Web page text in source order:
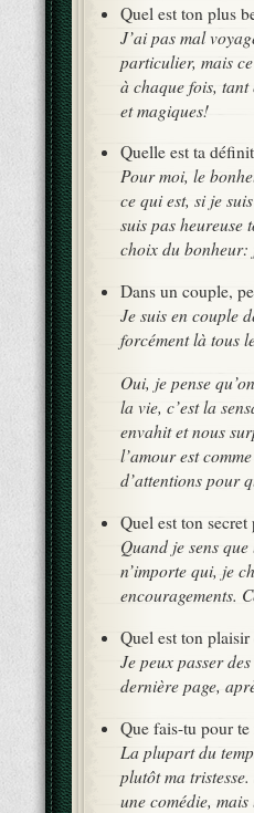
Quel est ton plus
J’ai pas mal
particulier, mais
à chaque fois, tant
et magiques!
Quelle est ta
Pour moi, le
ce qui est, si je
suis pas heureuse
choix du bonheur:
Dans un couple,
Je suis en couple
forcément là tous
Oui, je pense
la vie, c’est la
envahit et nous
l’amour est
d’attentions pour
Quel est ton
Quand je sens
n’importe qui, je
encouragements.
Quel est ton
Je peux passer
dernière page,
Que fais-tu pour
La plupart du
plutôt ma
une comédie,